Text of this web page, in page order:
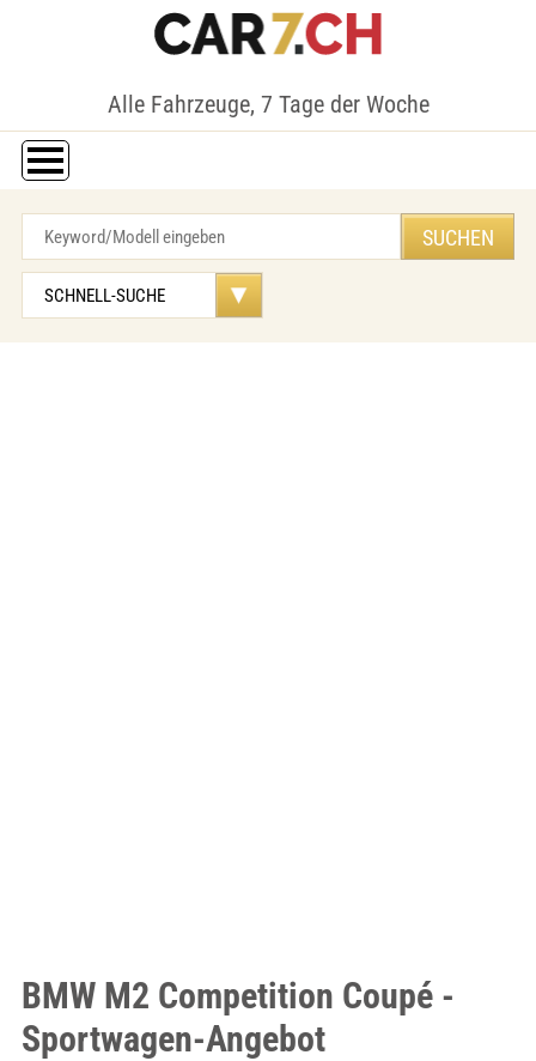
Alle Fahrzeuge, 7 Tage der Woche
BMW M2 Competition Coupé -
Sportwagen-Angebot